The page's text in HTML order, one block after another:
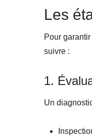
Les
Pour
suivre :
1.
Un